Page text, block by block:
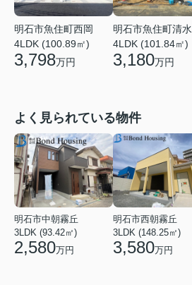
明石市魚住町西岡
4LDK (100.89㎡)
3,798万円
明石市魚住町清水
4LDK (101.84㎡)
3,180万円
よく見られている物件
明石市中朝霧丘
3LDK (93.42㎡)
2,580万円
明石市西朝霧丘
3LDK (148.25㎡)
3,580万円